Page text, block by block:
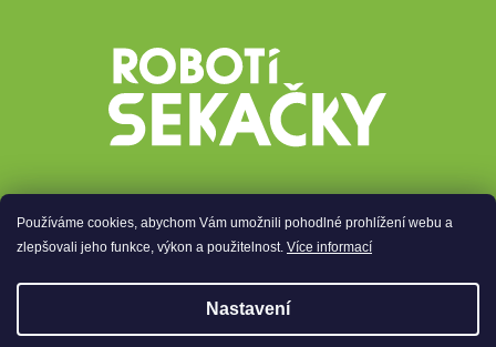
Používáme cookies, abychom Vám umožnili pohodlné prohlížení webu a
zlepšovali jeho funkce, výkon a použitelnost. Více informací
Nastavení
Přijímáme online platby